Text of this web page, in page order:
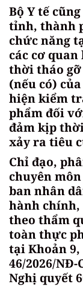
Bộ Y tế
tỉnh, thành
chức năng
các cơ
thời tháo
(nếu có)
hiện kiểm
phẩm đối
đảm kịp
xảy ra tiêu
Chỉ đạo,
chuyên
ban nhân
hành
theo thẩm
toàn thực
tại Khoản
46/2026/NĐ-
Nghị quyết